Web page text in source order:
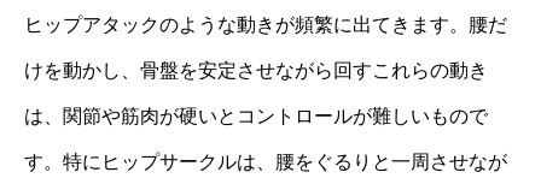
ヒップアタックのような動きが頻繁に出てきます。腰だ
けを動かし、骨盤を安定させながら回すこれらの動き
は、関節や筋肉が硬いとコントロールが難しいもので
す。特にヒップサークルは、腰をぐるりと一周させなが